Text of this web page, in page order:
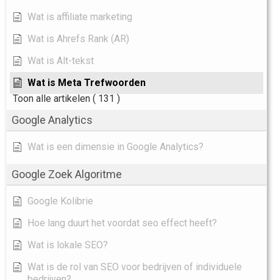
Wat is affiliate marketing
Wat is Ahrefs Rank (AR)
Wat is Alt-tekst
Wat is Meta Trefwoorden
Toon alle artikelen ( 131 )
Google Analytics
Wat is een dimensie in Google Analytics?
Google Zoek Algoritme
Google Kolibrie
Hoe lang duurt het voordat seo effect heeft?
Wat is lokale SEO?
Wat is de rol van SEO voor bedrijven of individuele